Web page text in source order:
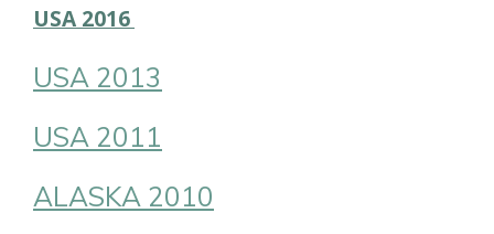
USA 2016
USA 2013
USA 2011
ALASKA 2010